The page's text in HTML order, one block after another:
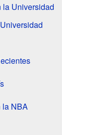
la Universidad
la NBA